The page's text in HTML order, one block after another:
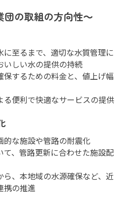
の取組の方向性～
至るまで、適切な水質管理に
いしい水の提供の持続
保するための料金と、値上げ幅
る便利で快適なサービスの提供
的な施設や管路の耐震化
て、管路更新に合わせた施設配
ら、本地域の水源確保など、近
携の推進